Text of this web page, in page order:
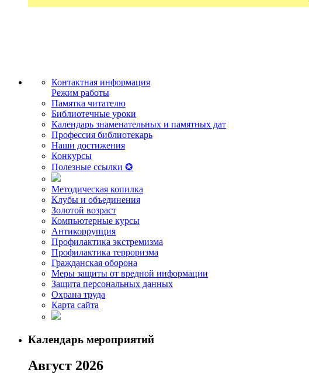
Контактная информация
Режим работы
Памятка читателю
Библиотечные уроки
Календарь знаменательных и памятных дат
Профессия библиотекарь
Наши достижения
Конкурсы
Полезные ссылки ✪
Методическая копилка
Клубы и объединения
Золотой возраст
Компьютерные курсы
Антикоррупция
Профилактика экстремизма
Профилактика терроризма
Гражданская оборона
Меры защиты от вредной информации
Защита персональных данных
Охрана труда
Карта сайта
Календарь мероприятий
Август 2026